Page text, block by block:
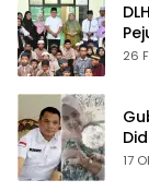
26
17